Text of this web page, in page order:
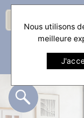
Nous utilisons
meilleure